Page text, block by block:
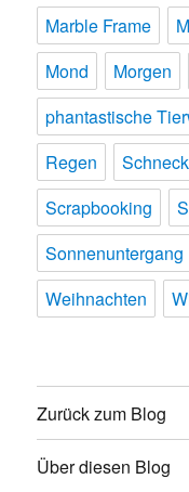
Marble Frame
Mond
Morgen
phantastische
Regen
Scrapbooking
Sonnenuntergang
Weihnachten
Zurück zum Blog
Über diesen Blog